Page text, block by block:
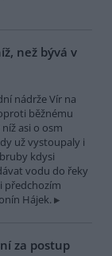
než bývá v
nádrže Vír na
běžnému
asi o osm
už vystoupaly i
kdysi
vodu do řeky
předchozím
Hájek.
za postup